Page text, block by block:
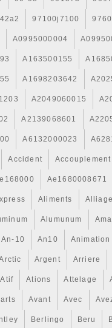
97100j7100
A0995000004
A163500155
A1698203642
A2049060015
A2139068601
A6132000023
Accident Accouplement
Ae1680008671
Aliments
Alumunum
An-10 An10 Animation
Argent Arriere
Atif Ations Attelage
Avant Avec
Berlingo Beru